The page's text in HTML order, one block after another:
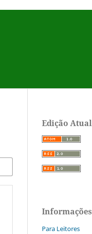
Edição Atual
Informações
Para Leitores